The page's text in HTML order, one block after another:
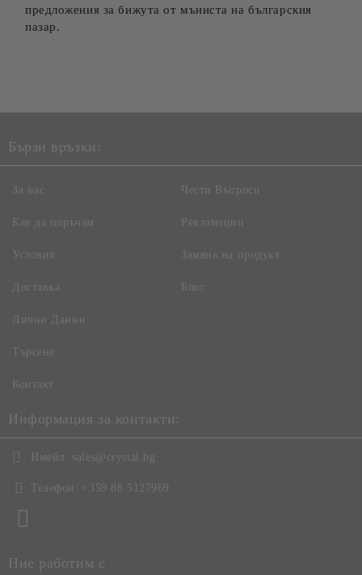
предложения за бижута от мъниста на българския
пазар.
Бързи връзки:
За нас
Как да поръчам
Условия
Доставка
Чести Въпроси
Рекламации
Замяна на продукт
Блог
Лични Данни
Търсене
Контакт
Информация за контакти:
Имейл: sales@crystal.bg
Телефон: +359 88 5127969
Ние работим с